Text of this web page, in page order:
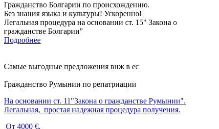
Гражданство Болгарии по происхождению.
Без знания языка и культуры! Ускоренно!
Легальная процедура на основании ст. 15" Закона о
гражданстве Болгарии"
Подробнее
Самые выгодные предложения внж в ес
Гражданство Румынии по репатриации
На основании ст. 11"Закона о гражданстве Румынии".
Легальная, простая надежная процедура получения.
От 4000 €.